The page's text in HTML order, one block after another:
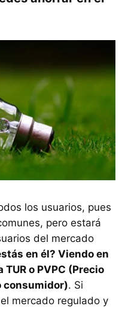
los usuarios, pues
pero estará
del mercado
en él? Viendo en
o PVPC (Precio
consumidor). Si
mercado regulado y